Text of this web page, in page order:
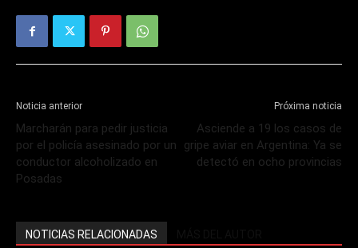
Noticia anterior
Marcharán para pedir justicia
por el policía asesinado por un
conductor alcoholizado en
Posadas
Próxima noticia
Asciende a 19 los casos de
gripe aviar en Argentina: Ya se
detectó en ocho provincias
NOTICIAS RELACIONADAS